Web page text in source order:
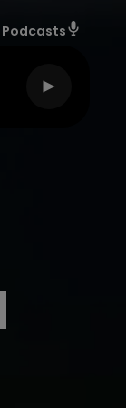
Podcasts